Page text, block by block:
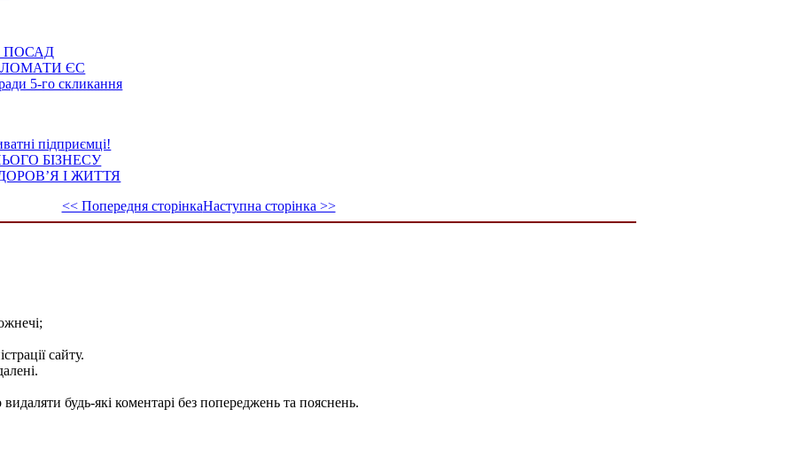
ПОСАД
ЄС
5-го скликання
підприємці!
БІЗНЕСУ
І ЖИТТЯ
<< Попередня сторінкаНаступна сторінка >>
сайту.
будь-які коментарі без попереджень та пояснень.